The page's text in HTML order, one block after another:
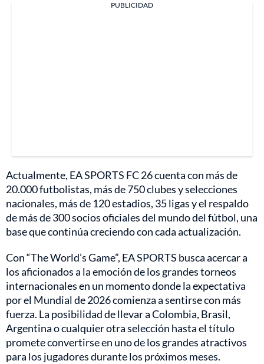
PUBLICIDAD
Actualmente, EA SPORTS FC 26 cuenta con más de
20.000 futbolistas, más de 750 clubes y selecciones
nacionales, más de 120 estadios, 35 ligas y el respaldo
de más de 300 socios oficiales del mundo del fútbol, una
base que continúa creciendo con cada actualización.
Con “The World’s Game”, EA SPORTS busca acercar a
los aficionados a la emoción de los grandes torneos
internacionales en un momento donde la expectativa
por el Mundial de 2026 comienza a sentirse con más
fuerza. La posibilidad de llevar a Colombia, Brasil,
Argentina o cualquier otra selección hasta el título
promete convertirse en uno de los grandes atractivos
para los jugadores durante los próximos meses.